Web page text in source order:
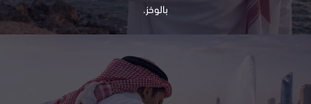
بالوخز.